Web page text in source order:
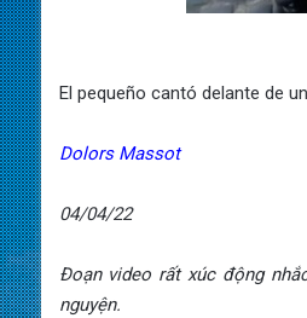
El pequeño cantó delante de
Dolors Massot
04/04/22
Đoạn video rất xúc động
nguyện.